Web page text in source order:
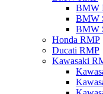
BMW
BMW
BMW
Honda RMP
Ducati RMP
Kawasaki